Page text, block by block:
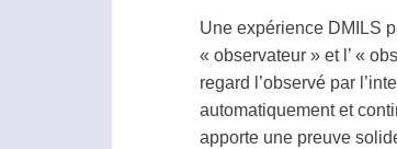
Une expérience DMILS
« observateur » et l’ «
regard l’observé par
automatiquement et
apporte une preuve